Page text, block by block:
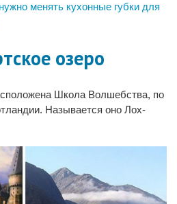
менять кухонные губки для
озеро
Школа Волшебства, по
Называется оно Лох-